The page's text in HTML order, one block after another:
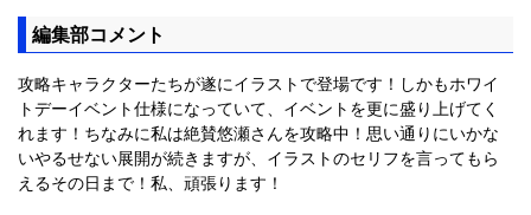
編集部コメント
攻略キャラクターたちが遂にイラストで登場です！しかもホワイ
トデーイベント仕様になっていて、イベントを更に盛り上げてく
れます！ちなみに私は絶賛悠瀬さんを攻略中！思い通りにいかな
いやるせない展開が続きますが、イラストのセリフを言ってもら
えるその日まで！私、頑張ります！